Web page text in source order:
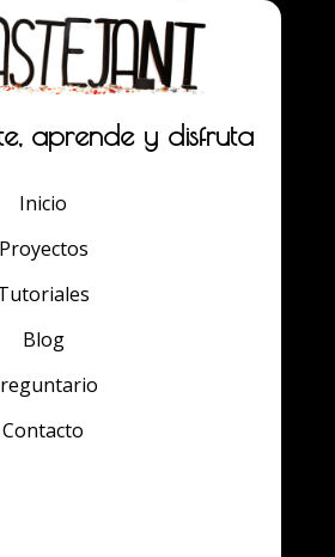
aprende y disfruta
Inicio
Proyectos
Blog
Contacto